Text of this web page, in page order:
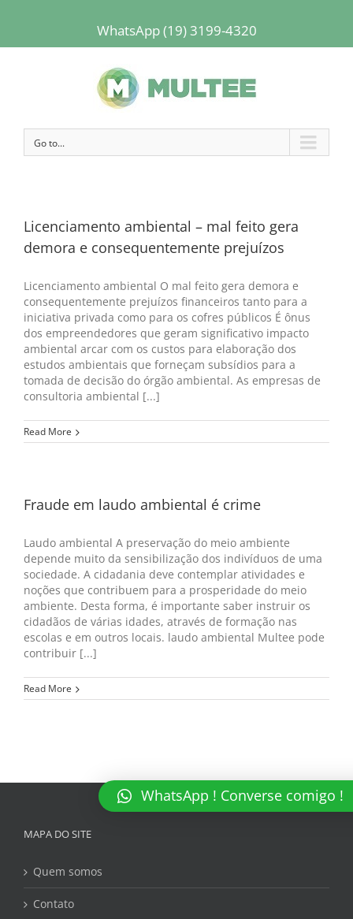
WhatsApp (19) 3199-4320
Go to...
Licenciamento ambiental – mal feito gera
demora e consequentemente prejuízos
Licenciamento ambiental O mal feito gera demora e
consequentemente prejuízos financeiros tanto para a
iniciativa privada como para os cofres públicos É ônus
dos empreendedores que geram significativo impacto
ambiental arcar com os custos para elaboração dos
estudos ambientais que forneçam subsídios para a
tomada de decisão do órgão ambiental. As empresas de
consultoria ambiental [...]
Read More
Fraude em laudo ambiental é crime
Laudo ambiental A preservação do meio ambiente
depende muito da sensibilização dos indivíduos de uma
sociedade. A cidadania deve contemplar atividades e
noções que contribuem para a prosperidade do meio
ambiente. Desta forma, é importante saber instruir os
cidadãos de várias idades, através de formação nas
escolas e em outros locais. laudo ambiental Multee pode
contribuir [...]
Read More
MAPA DO SITE
Quem somos
Contato
WhatsApp ! Converse comigo !